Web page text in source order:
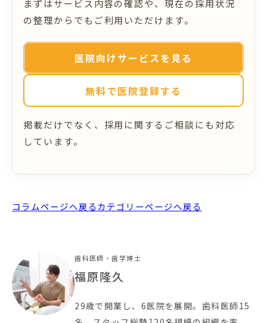
まずはサービス内容の確認や、現在の採用状況
の整理からでもご利用いただけます。
医院向けサービスを見る
無料で医院登録する
掲載だけでなく、採用に関するご相談にも対応
しています。
コラムページへ戻るカテゴリーページへ戻る
歯科医師・歯学博士
福原隆久
29歳で開業し、6医院を展開。歯科医師15